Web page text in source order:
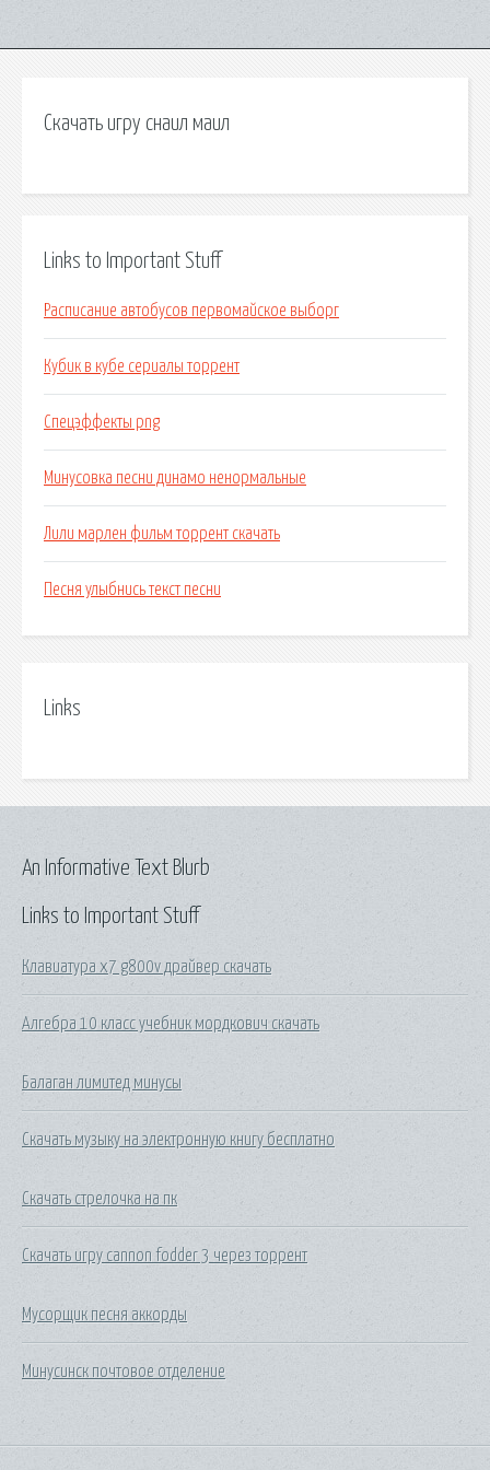
Скачать игру снаил маил
Links to Important Stuff
Расписание автобусов первомайское выборг
Кубик в кубе сериалы торрент
Спецэффекты png
Минусовка песни динамо ненормальные
Лили марлен фильм торрент скачать
Песня улыбнись текст песни
Links
Links to Important Stuff
Клавиатура x7 g800v драйвер скачать
Алгебра 10 класс учебник мордкович скачать
Балаган лимитед минусы
Скачать музыку на электронную книгу бесплатно
Скачать стрелочка на пк
Скачать игру cannon fodder 3 через торрент
Мусорщик песня аккорды
Минусинск почтовое отделение
An Informative Text Blurb